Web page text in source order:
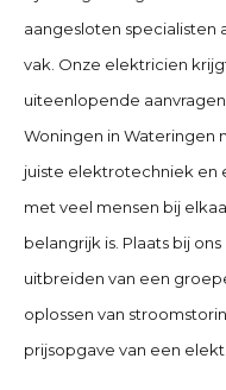
aangesloten specialisten
vak. Onze elektricien
uiteenlopende
Woningen in Wateringen
juiste elektrotechniek en
met veel mensen bij
belangrijk is. Plaats bij
uitbreiden van een
oplossen van
prijsopgave van een